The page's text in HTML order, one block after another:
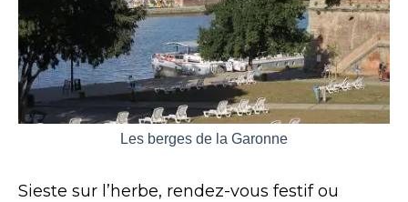
Les berges de la Garonne
Sieste sur l’herbe, rendez-vous festif ou